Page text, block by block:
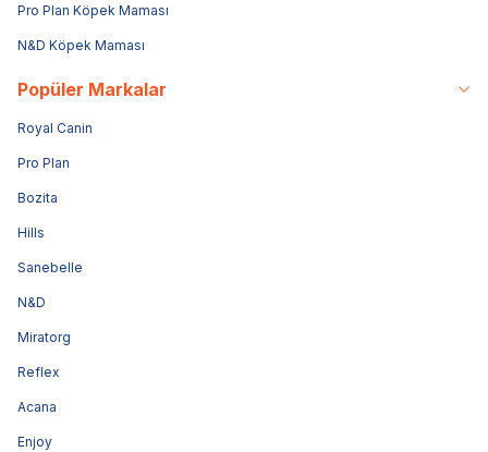
Pro Plan Köpek Maması
N&D Köpek Maması
Popüler Markalar
Royal Canin
Pro Plan
Bozita
Hills
Sanebelle
N&D
Miratorg
Reflex
Acana
Enjoy